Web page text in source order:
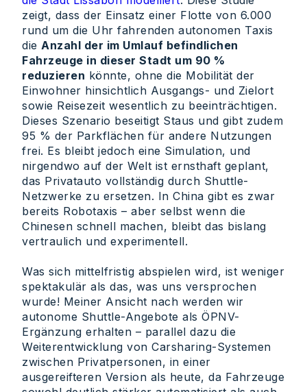
zeigt, dass der Einsatz einer Flotte von 6.000
rund um die Uhr fahrenden autonomen Taxis
die Anzahl der im Umlauf befindlichen
Fahrzeuge in dieser Stadt um 90 %
reduzieren könnte, ohne die Mobilität der
Einwohner hinsichtlich Ausgangs- und Zielort
sowie Reisezeit wesentlich zu beeinträchtigen.
Dieses Szenario beseitigt Staus und gibt zudem
95 % der Parkflächen für andere Nutzungen
frei. Es bleibt jedoch eine Simulation, und
nirgendwo auf der Welt ist ernsthaft geplant,
das Privatauto vollständig durch Shuttle-
Netzwerke zu ersetzen. In China gibt es zwar
bereits Robotaxis – aber selbst wenn die
Chinesen schnell machen, bleibt das bislang
vertraulich und experimentell.
Was sich mittelfristig abspielen wird, ist weniger
spektakulär als das, was uns versprochen
wurde! Meiner Ansicht nach werden wir
autonome Shuttle-Angebote als ÖPNV-
Ergänzung erhalten – parallel dazu die
Weiterentwicklung von Carsharing-Systemen
zwischen Privatpersonen, in einer
ausgereifteren Version als heute, da Fahrzeuge